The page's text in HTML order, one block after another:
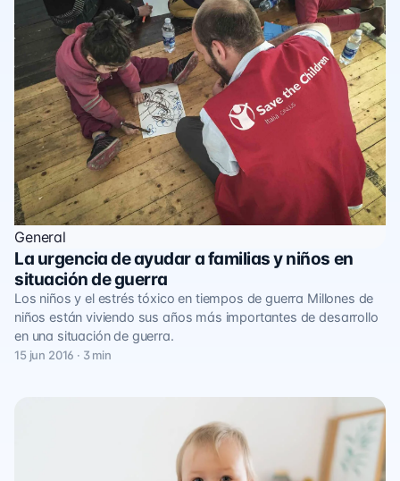
General
La urgencia de ayudar a familias y niños en
situación de guerra
Los niños y el estrés tóxico en tiempos de guerra Millones de
niños están viviendo sus años más importantes de desarrollo
en una situación de guerra.
15 jun 2016 · 3 min